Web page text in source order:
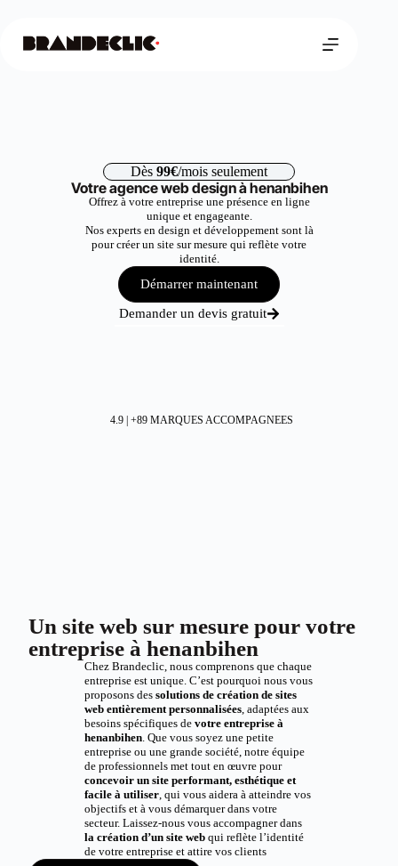
Dès 99€/mois seulement
Votre agence web design à henanbihen
Offrez à votre entreprise une présence en ligne
unique et engageante.
Nos experts en design et développement sont là
pour créer un site sur mesure qui reflète votre
identité.
Démarrer maintenant
Demander un devis gratuit
4.9 | +89 MARQUES ACCOMPAGNEES
Un site web sur mesure pour votre
entreprise à henanbihen
Chez Brandeclic, nous comprenons que chaque
entreprise est unique. C’est pourquoi nous vous
proposons des solutions de création de sites
web entièrement personnalisées, adaptées aux
besoins spécifiques de votre entreprise à
henanbihen. Que vous soyez une petite
entreprise ou une grande société, notre équipe
de professionnels met tout en œuvre pour
concevoir un site performant, esthétique et
facile à utiliser, qui vous aidera à atteindre vos
objectifs et à vous démarquer dans votre
secteur. Laissez-nous vous accompagner dans
la création d’un site webqui reflète l’identité
de votre entreprise et attire vos clients